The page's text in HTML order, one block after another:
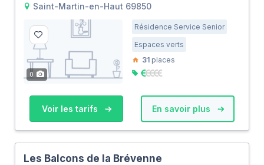
Saint-Martin-en-Haut 69850
0
Résidence Service Senior
Espaces verts
31 places
Voir les tarifs En savoir plus
Les Balcons de la Brévenne